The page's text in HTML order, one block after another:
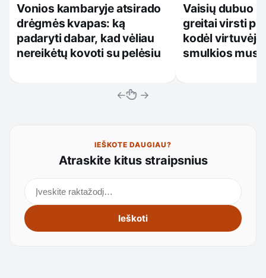
Vonios kambaryje atsirado
drėgmės kvapas: ką
padaryti dabar, kad vėliau
nereikėtų kovoti su pelėsiu
Vaisių dubuo
greitai virsti
kodėl virtuvėje
smulkios
← →
IEŠKOTE DAUGIAU?
Atraskite kitus straipsnius
Ieškoti